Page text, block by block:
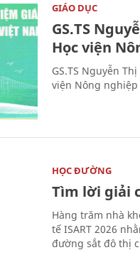
GIÁO DỤC
GS.TS
Học viện
GS.TS Nguyễn
viện Nông nghiệp
HỌC ĐƯỜNG
Tìm lời giải
Hàng trăm nhà
tế ISART 2026
đường sắt đô thị